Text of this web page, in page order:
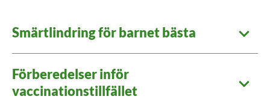
Smärtlindring för barnet bästa
Förberedelser inför
vaccinationstillfället